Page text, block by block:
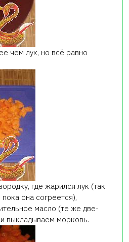
чем лук, но всё равно
где жарился лук (так
она согреется),
масло (те же две-
выкладываем морковь.